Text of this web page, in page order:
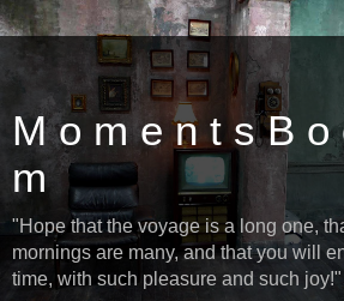
M o m e n t s B o
m
"Hope that the voyage is a long one,
mornings are many, and that you will
time, with such pleasure and such